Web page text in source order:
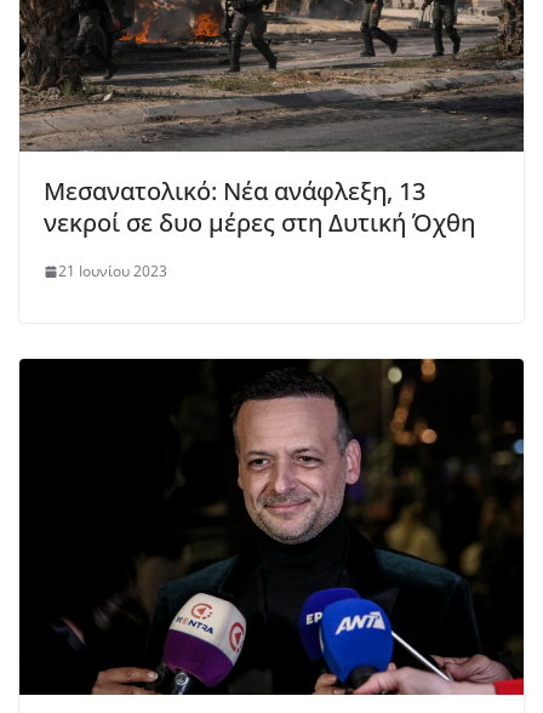
Μεσανατολικό: Νέα ανάφλεξη, 13
νεκροί σε δυο μέρες στη Δυτική Όχθη
21 Ιουνίου 2023